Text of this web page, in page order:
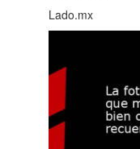
Lado.mx